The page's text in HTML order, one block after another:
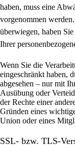
haben, muss eine
vorgenommen
überwiegen, haben
Ihrer
Wenn Sie die
eingeschränkt haben,
abgesehen – nur mit
Ausübung oder
der Rechte einer
Gründen eines
Union oder eines
SSL- bzw. TLS-